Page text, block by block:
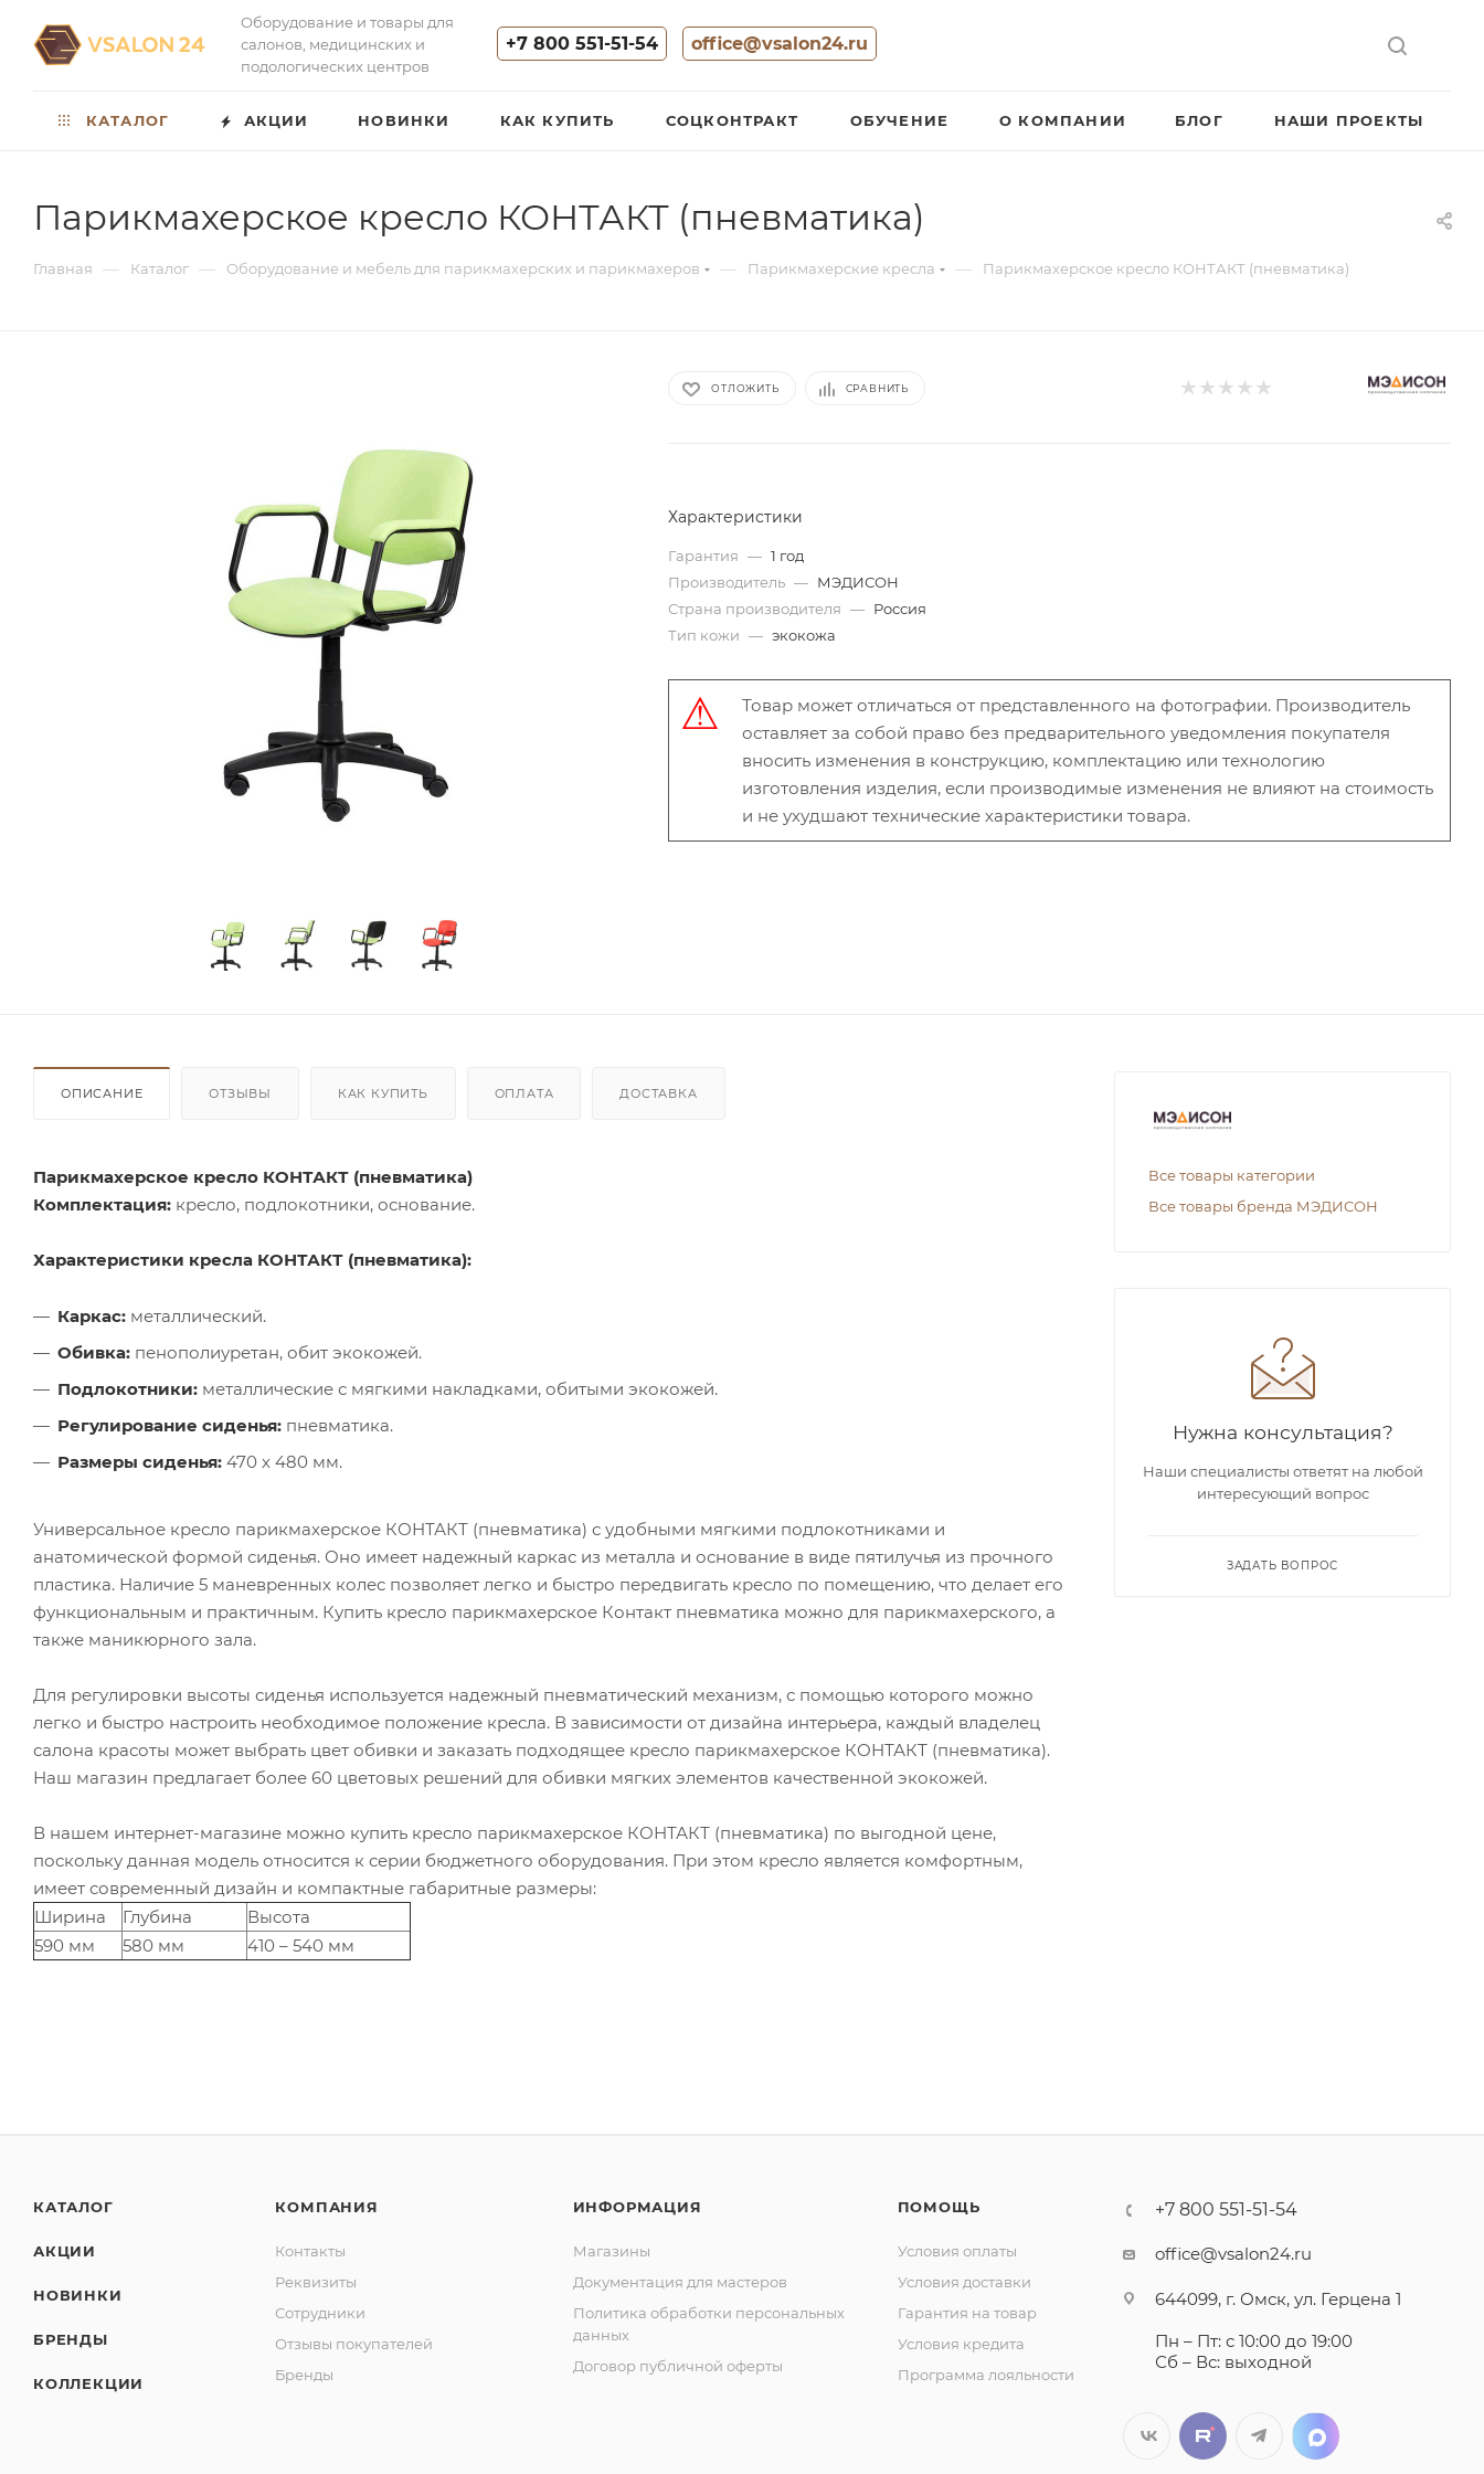
Оборудование и товары для
салонов, медицинских и
подологических центров
+7 800 551-51-54 office@vsalon24.ru
КАТАЛОГ АКЦИИ НОВИНКИ КАК КУПИТЬ СОЦКОНТРАКТ ОБУЧЕНИЕ О КОМПАНИИ БЛОГ НАШИ ПРОЕКТЫ
Парикмахерское кресло КОНТАКТ (пневматика)
Главная — Каталог — Оборудование и мебель для парикмахерских и парикмахеров — Парикмахерские кресла — Парикмахерское кресло КОНТАКТ (пневматика)
ОТЛОЖИТЬ СРАВНИТЬ
Характеристики
Гарантия — 1 год
Производитель — МЭДИСОН
Страна производителя — Россия
Тип кожи — экокожа
Товар может отличаться от представленного на фотографии. Производитель
оставляет за собой право без предварительного уведомления покупателя
вносить изменения в конструкцию, комплектацию или технологию
изготовления изделия, если производимые изменения не влияют на стоимость
и не ухудшают технические характеристики товара.
ОПИСАНИЕ ОТЗЫВЫ КАК КУПИТЬ ОПЛАТА ДОСТАВКА
Парикмахерское кресло КОНТАКТ (пневматика)
Комплектация: кресло, подлокотники, основание.
Характеристики кресла КОНТАКТ (пневматика):
Каркас: металлический.
Обивка: пенополиуретан, обит экокожей.
Подлокотники: металлические с мягкими накладками, обитыми экокожей.
Регулирование сиденья: пневматика.
Размеры сиденья: 470 х 480 мм.
Универсальное кресло парикмахерское КОНТАКТ (пневматика) с удобными мягкими подлокотниками и
анатомической формой сиденья. Оно имеет надежный каркас из металла и основание в виде пятилучья из прочного
пластика. Наличие 5 маневренных колес позволяет легко и быстро передвигать кресло по помещению, что делает его
функциональным и практичным. Купить кресло парикмахерское Контакт пневматика можно для парикмахерского, а
также маникюрного зала.
Для регулировки высоты сиденья используется надежный пневматический механизм, с помощью которого можно
легко и быстро настроить необходимое положение кресла. В зависимости от дизайна интерьера, каждый владелец
салона красоты может выбрать цвет обивки и заказать подходящее кресло парикмахерское КОНТАКТ (пневматика).
Наш магазин предлагает более 60 цветовых решений для обивки мягких элементов качественной экокожей.
В нашем интернет-магазине можно купить кресло парикмахерское КОНТАКТ (пневматика) по выгодной цене,
поскольку данная модель относится к серии бюджетного оборудования. При этом кресло является комфортным,
имеет современный дизайн и компактные габаритные размеры:
Ширина
Глубина
Высота
590 мм
580 мм 410 – 540 мм
Все товары категории
Все товары бренда МЭДИСОН
Нужна консультация?
Наши специалисты ответят на любой
интересующий вопрос
ЗАДАТЬ ВОПРОС
КАТАЛОГ
АКЦИИ
НОВИНКИ
БРЕНДЫ
КОЛЛЕКЦИИ
КОМПАНИЯ
Контакты
Реквизиты
Сотрудники
Отзывы покупателей
Бренды
ИНФОРМАЦИЯ
Магазины
Документация для мастеров
Политика обработки персональных
данных
Договор публичной оферты
ПОМОЩЬ
Условия оплаты
Условия доставки
Гарантия на товар
Условия кредита
Программа лояльности
+7 800 551-51-54
office@vsalon24.ru
644099, г. Омск, ул. Герцена 1
Пн – Пт: с 10:00 до 19:00
Сб – Вс: выходной